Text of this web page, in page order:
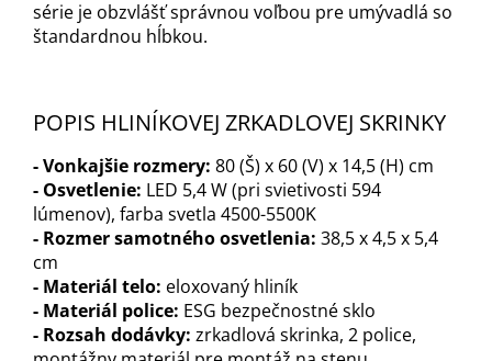
série je obzvlášť správnou voľbou pre umývadlá so
štandardnou hĺbkou.
POPIS HLINÍKOVEJ ZRKADLOVEJ SKRINKY
- Vonkajšie rozmery: 80 (Š) x 60 (V) x 14,5 (H) cm
- Osvetlenie: LED 5,4 W (pri svietivosti 594
lúmenov), farba svetla 4500-5500K
- Rozmer samotného osvetlenia: 38,5 x 4,5 x 5,4
cm
- Materiál telo: eloxovaný hliník
- Materiál police: ESG bezpečnostné sklo
- Rozsah dodávky: zrkadlová skrinka, 2 police,